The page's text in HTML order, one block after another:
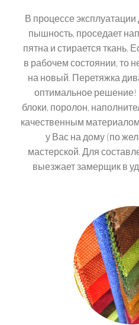
В процессе
пышность, проседает
пятна и стирается ткань.
в рабочем состоянии, то
на новый. Перетяжка
оптимальное
блоки, поролон,
качественным
у Вас на дому (по
мастерской. Для
выезжает замерщик в